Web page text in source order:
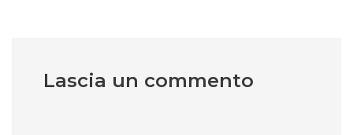
Lascia un commento